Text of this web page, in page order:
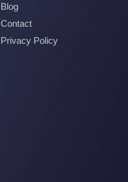
Blog
Contact
Privacy Policy